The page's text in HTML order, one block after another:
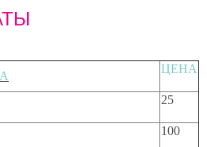
ЦЕНА
25
100